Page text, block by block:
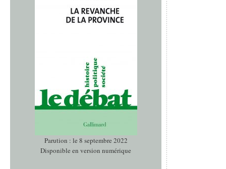
Parution : le 8 septembre 2022
Disponible en version numérique